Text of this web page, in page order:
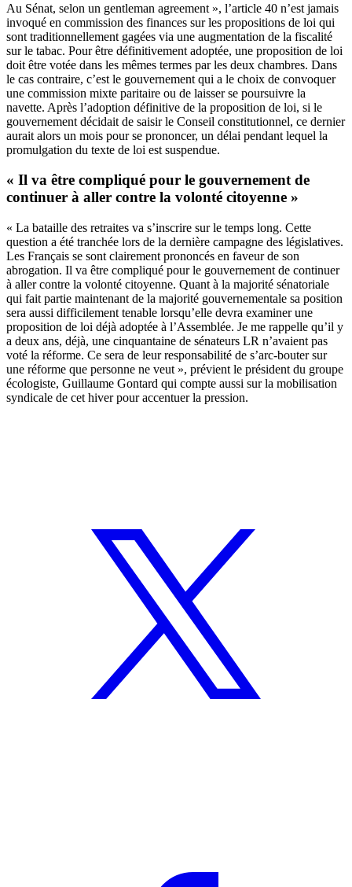
Au Sénat, selon un gentleman agreement », l’article 40 n’est jamais
invoqué en commission des finances sur les propositions de loi qui
sont traditionnellement gagées via une augmentation de la fiscalité
sur le tabac. Pour être définitivement adoptée, une proposition de loi
doit être votée dans les mêmes termes par les deux chambres. Dans
le cas contraire, c’est le gouvernement qui a le choix de convoquer
une commission mixte paritaire ou de laisser se poursuivre la
navette. Après l’adoption définitive de la proposition de loi, si le
gouvernement décidait de saisir le Conseil constitutionnel, ce dernier
aurait alors un mois pour se prononcer, un délai pendant lequel la
promulgation du texte de loi est suspendue.
« Il va être compliqué pour le gouvernement de
continuer à aller contre la volonté citoyenne »
« La bataille des retraites va s’inscrire sur le temps long. Cette
question a été tranchée lors de la dernière campagne des législatives.
Les Français se sont clairement prononcés en faveur de son
abrogation. Il va être compliqué pour le gouvernement de continuer
à aller contre la volonté citoyenne. Quant à la majorité sénatoriale
qui fait partie maintenant de la majorité gouvernementale sa position
sera aussi difficilement tenable lorsqu’elle devra examiner une
proposition de loi déjà adoptée à l’Assemblée. Je me rappelle qu’il y
a deux ans, déjà, une cinquantaine de sénateurs LR n’avaient pas
voté la réforme. Ce sera de leur responsabilité de s’arc-bouter sur
une réforme que personne ne veut », prévient le président du groupe
écologiste, Guillaume Gontard qui compte aussi sur la mobilisation
syndicale de cet hiver pour accentuer la pression.